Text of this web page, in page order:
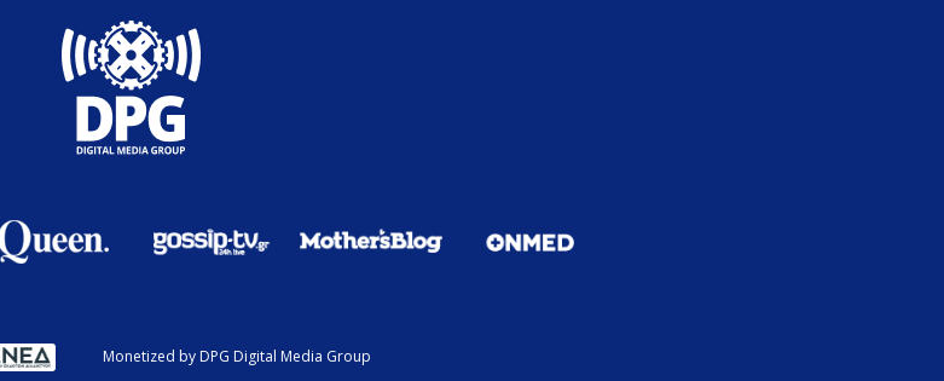
Monetized by DPG Digital Media Group